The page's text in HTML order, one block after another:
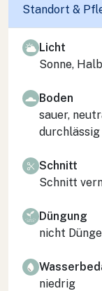
Standort &
Licht
Sonne,
Boden
sauer,
durchlässig
Schnitt
Schnitt
Düngung
nicht
niedrig